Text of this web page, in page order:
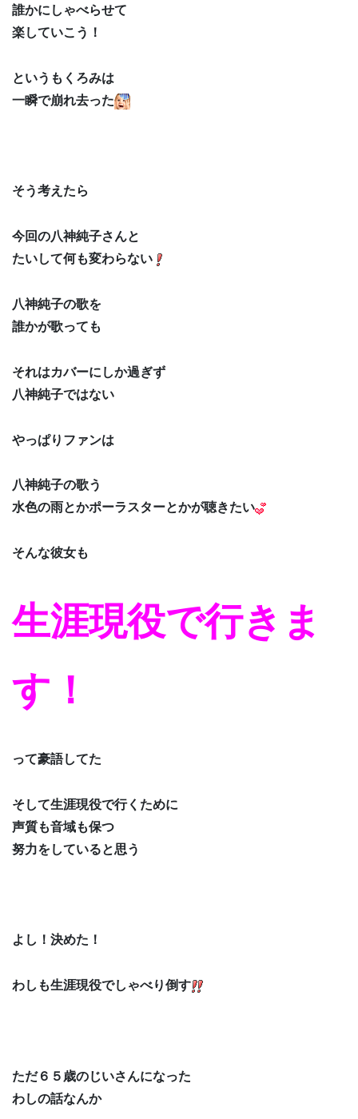
誰かにしゃべらせて
楽していこう！
というもくろみは
一瞬で崩れ去った
そう考えたら
今回の八神純子さんと
たいして何も変わらない
八神純子の歌を
誰かが歌っても
それはカバーにしか過ぎず
八神純子ではない
やっぱりファンは
八神純子の歌う
水色の雨とかポーラスターとかが聴きたい
そんな彼女も
生涯現役で行きま
す！
って豪語してた
そして生涯現役で行くために
声質も音域も保つ
努力をしていると思う
よし！決めた！
わしも生涯現役でしゃべり倒す
ただ６５歳のじいさんになった
わしの話なんか